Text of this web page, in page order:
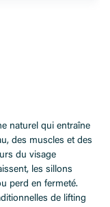
naturel qui entraîne
des muscles et des
du visage
les sillons
perd en fermeté.
de lifting